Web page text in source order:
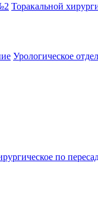
Торакальной
Урологическое
по